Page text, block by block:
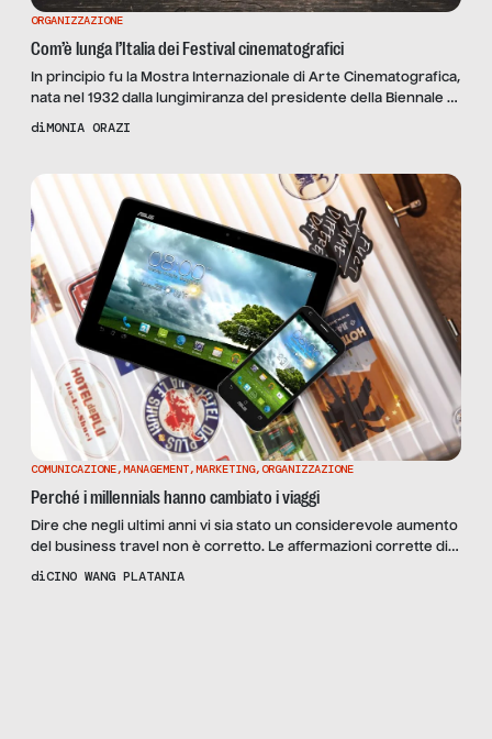
ORGANIZZAZIONE
Com’è lunga l’Italia dei Festival cinematografici
In principio fu la Mostra Internazionale di Arte Cinematografica,
nata nel 1932 dalla lungimiranza del presidente della Biennale di
Venezia, il conte Giuseppe Volpi di Misurata; la seconda
1932. Da poco al […]
diMONIA ORAZI
COMUNICAZIONE,MANAGEMENT,MARKETING,ORGANIZZAZIONE
Perché i millennials hanno cambiato i viaggi
Dire che negli ultimi anni vi sia stato un considerevole aumento
del business travel non è corretto. Le affermazioni corrette di
quanto è accaduto sono le seguenti: sono aumentate le azioni
diCINO WANG PLATANIA